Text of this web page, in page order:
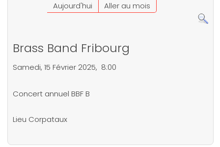
Aujourd'hui
Aller au mois
Brass Band Fribourg
Samedi, 15 Février 2025, 8:00
Concert annuel BBF B
Lieu Corpataux